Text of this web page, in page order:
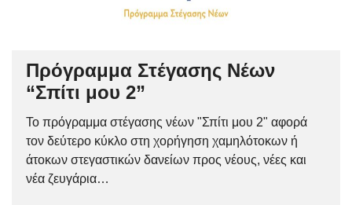
Πρόγραμμα Στέγασης Νέων
“Σπίτι μου 2”
Το πρόγραμμα στέγασης νέων "Σπίτι μου 2" αφορά
τον δεύτερο κύκλο στη χορήγηση χαμηλότοκων ή
άτοκων στεγαστικών δανείων προς νέους, νέες και
νέα ζευγάρια…